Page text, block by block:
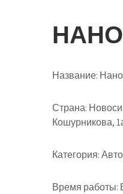
Название:
Страна:
Кошурникова,
Категория:
Время работы: